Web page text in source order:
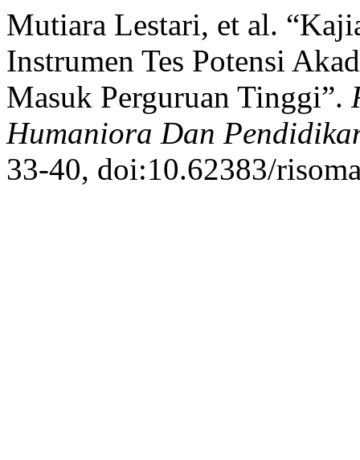
Mutiara Lestari, et al.
Instrumen Tes Potensi
Masuk Perguruan Tinggi”.
Humaniora Dan
33-40, doi:10.62383/